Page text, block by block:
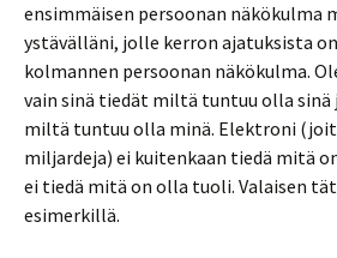
ensimmäisen persoonan näkökulma
ystävälläni, jolle kerron ajatuksista
kolmannen persoonan näkökulma.
vain sinä tiedät miltä tuntuu olla sinä
miltä tuntuu olla minä. Elektroni
miljardeja) ei kuitenkaan tiedä mitä
ei tiedä mitä on olla tuoli. Valaisen
esimerkillä.